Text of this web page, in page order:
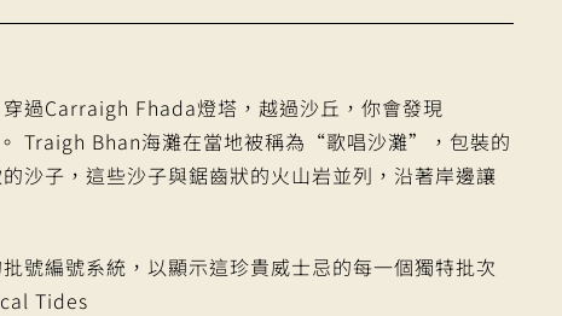
過Carraigh Fhada燈塔，越過沙丘，你會發現
Traigh Bhan海灘在當地被稱為“歌唱沙灘”，包裝的
沙子，這些沙子與鋸齒狀的火山岩並列，沿著岸邊讓
號編號系統，以顯示這珍貴威士忌的每一個獨特批次
Tides